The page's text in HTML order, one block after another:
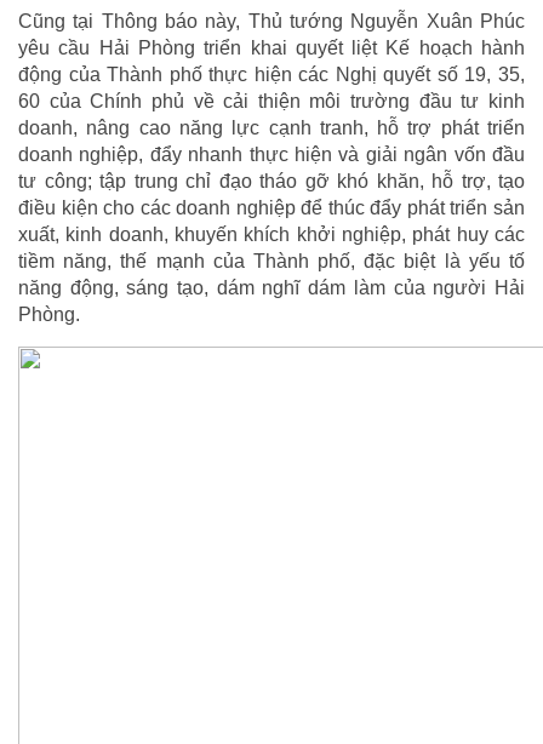
Cũng tại Thông báo này, Thủ tướng Nguyễn Xuân Phúc
yêu cầu Hải Phòng triển khai quyết liệt Kế hoạch hành
động của Thành phố thực hiện các Nghị quyết số 19, 35,
60 của Chính phủ về cải thiện môi trường đầu tư kinh
doanh, nâng cao năng lực cạnh tranh, hỗ trợ phát triển
doanh nghiệp, đẩy nhanh thực hiện và giải ngân vốn đầu
tư công; tập trung chỉ đạo tháo gỡ khó khăn, hỗ trợ, tạo
điều kiện cho các doanh nghiệp để thúc đẩy phát triển sản
xuất, kinh doanh, khuyến khích khởi nghiệp, phát huy các
tiềm năng, thế mạnh của Thành phố, đặc biệt là yếu tố
năng động, sáng tạo, dám nghĩ dám làm của người Hải
Phòng.